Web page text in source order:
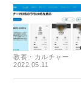
教養・カルチャー
2022.05.11